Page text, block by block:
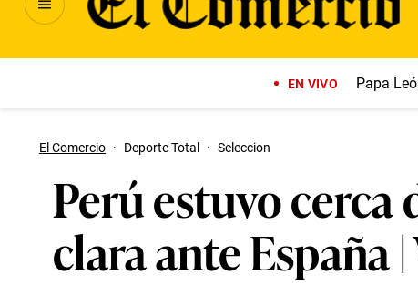
EN VIVO Papa
El Comercio · Deporte Total · Seleccion
Perú estuvo cerca
clara ante España